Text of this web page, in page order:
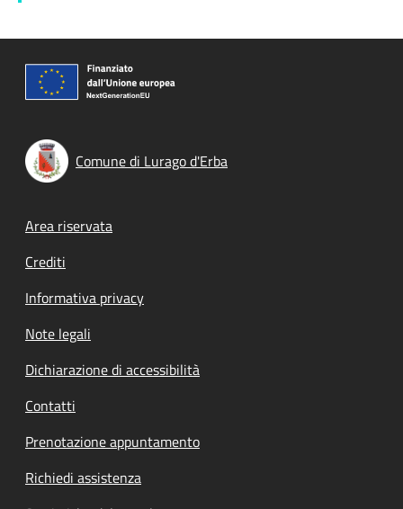
Comune di Lurago d'Erba
Footer menu
Area riservata
Crediti
Informativa privacy
Note legali
Dichiarazione di accessibilità
Contatti
Prenotazione appuntamento
Richiedi assistenza